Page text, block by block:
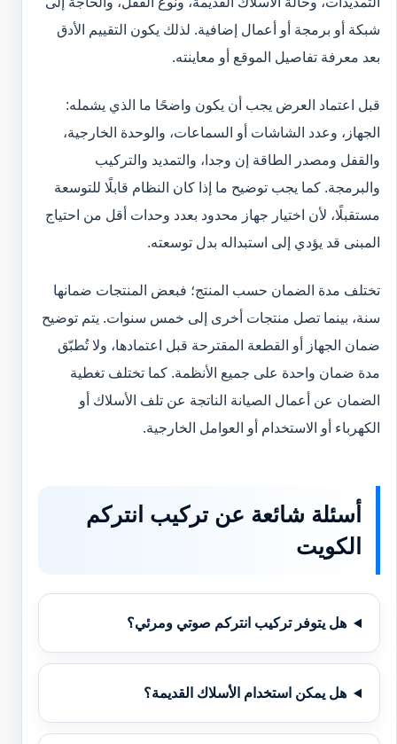
شبكة أو برمجة أو أعمال إضافية. لذلك يكون التقييم الأدق
بعد معرفة تفاصيل الموقع أو معاينته.
قبل اعتماد العرض يجب أن يكون واضحًا ما الذي يشمله:
الجهاز، وعدد الشاشات أو السماعات، والوحدة الخارجية،
والقفل ومصدر الطاقة إن وجدا، والتمديد والتركيب
والبرمجة. كما يجب توضيح ما إذا كان النظام قابلًا للتوسعة
مستقبلًا، لأن اختيار جهاز محدود بعدد وحدات أقل من احتياج
المبنى قد يؤدي إلى استبداله بدل توسعته.
تختلف مدة الضمان حسب المنتج؛ فبعض المنتجات ضمانها
سنة، بينما تصل منتجات أخرى إلى خمس سنوات. يتم توضيح
ضمان الجهاز أو القطعة المقترحة قبل اعتمادها، ولا تُطبّق
مدة ضمان واحدة على جميع الأنظمة. كما تختلف تغطية
الضمان عن أعمال الصيانة الناتجة عن تلف الأسلاك أو
الكهرباء أو الاستخدام أو العوامل الخارجية.
أسئلة شائعة عن تركيب انتركم
الكويت
هل يتوفر تركيب انتركم صوتي ومرئي؟
هل يمكن استخدام الأسلاك القديمة؟